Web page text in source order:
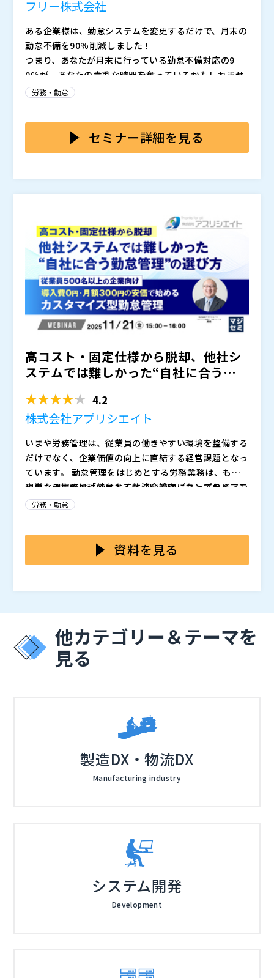
フリー株式会社
ある企業様は、勤怠システムを変更するだけで、月末の
勤怠不備を90%削減しました！
つまり、あなたが月末に行っている勤怠不備対応の9
0%が、あなたの貴重な時間を奪っているかもしれませ
ん。 この体験会で、今すぐあなたの時間を取り戻しま
請漏れが多く、従業員対応で忙しくなっている方 ●勤
怠システムを導入したが、思ったより効率化できていな
労務担当者にとって月末は、勤怠入力漏れや申請漏れの
がいっぱい...
今回の体験会と参加特典には、そんな月末業務が楽にな
勤怠が一発で締まる、給与計算勝手に終わる「0秒勤怠
→給与計算 体験キット」
セミナー中はもちろん、セミナー前後でも自由に体験が
できます！
・従業員規模・業種・地域・課題別に人事労務活用の成
功事例を集めた大成功ガイド！ ・セミナー投影スライ
ド資料 の2つをプレゼント！
タイトル：勤怠が一発で締まる。給与計算が勝手に終わ
会 日時：2025年12月2日 (火) 12:00～13:00 202
5年12月3日 (水) 12:00～13:00 2025年12月4日
(木) 12:00～13:00 定員：200名 開催場所：オンライン
(Zoom)開催（参加URLをメールにてお知らせいたしま
す) 登壇者：フリー株式会社 プロダクトマーケティング
マネージャー 松本 華奈 参加費：無料 お問い合
わせ先：
関西外国語大学を卒業後、航空会社にて4年間勤務。い
ち従業員として労務手続きや経費精算が苦手で労務部の
方々にお世話になってきた経験から、今度は従業員が労
務部に相談をしなくても使いこなせるツールを提供した
いと考えfreeeに参画。現在はプロダクトマーケティン
グマネージャーとしてユーザーコミュニティ「Camp」
を運営。ユーザーの皆様と一緒にプロダクトを育てられ
ることがやりがい。
フリー株式会社（ ）
株式会社日本経済広告社（ ）
株式会社オープンソース活用研究所（）
マジセミ株式会社（）
※共催、協賛、協力、講演企業は将来的に追加、削除さ
れる可能性があります。
労務・勤怠
セミナー詳細を見る
高コスト・固定仕様から脱却、他社シ
ステムでは難しかった“自社に合う勤
4.2
株式会社アプリシエイト
いまや労務管理は、従業員の働きやすい環境を整備する
だけでなく、企業価値の向上に直結する経営課題となっ
ています。 勤怠管理をはじめとする労務業務は、もは
や単なる事務処理ではなく、法令遵守（コンプライアン
ス）と組織の信頼性維持の要として欠かせない要素で
「固定仕様で柔軟に対応できない」といった課題が顕在
化しています。 多くの企業が「大手製品は高コスト」
り、自社に最適な勤怠システムの選定が難しくなってい
実際、現場では「勤怠と工数が別管理になっており、二
重入力や整合性の確認に時間を要している」、「特殊な
はコストが合わず、安価なサービスは機能不足で結局使
いこなせない」といった声が多く聞こえます。 勤怠管
き方改革を阻む最大の要因になっています。
社の運用に合う勤怠管理をどう選ぶか」をテーマに、カ
スタマイズ型勤怠管理システム「iTime」の事例を交え
肢をご紹介します。 iTimeは、労務の“当たり前”を確実
ロジェクト・部署ごとの付加価値算出機能も標準搭載し
ており、単なる勤怠集計を超えて、「働き方の見える
化」と「経営判断に活かせるデータ活用」を可能にしま
多くの企業が“勤怠管理の運用定着”に失敗しているの
か」、「現場が使い続けるシステムに必要な3つの条件
とは」、「カスタマイズ×低コストで“自社仕様の勤怠
管理”を構築する方法」を中心に、500名以上規模の企
業が直面する課題を具体的に解決するアプローチをお伝
株式会社オープンソース活用研究所（）
れる可能性があります。
労務・勤怠
資料を見る
他カテゴリー＆テーマを
見る
製造DX・物流DX
Manufacturing industry
システム開発
Development